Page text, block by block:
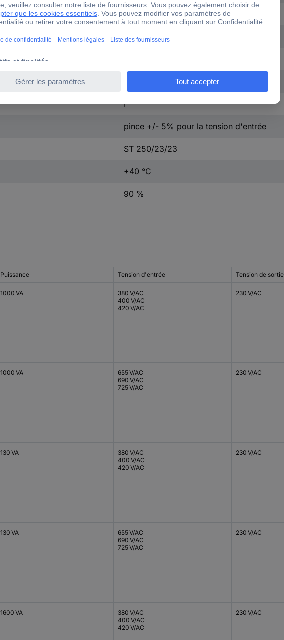
VDE = B, UL = 105
équerre de pied
cULus recognized
I
pince +/- 5% pour la tension d'entrée
ST 250/23/23
+40 °C
90 %
Puissance Tension d'entrée Tension de sortie
1000 VA
380 V/AC
400 V/AC
420 V/AC
230 V/AC
1000 VA
655 V/AC
690 V/AC
725 V/AC
230 V/AC
130 VA
380 V/AC
400 V/AC
420 V/AC
230 V/AC
130 VA
655 V/AC
690 V/AC
725 V/AC
230 V/AC
1600 VA
380 V/AC
400 V/AC
420 V/AC
230 V/AC